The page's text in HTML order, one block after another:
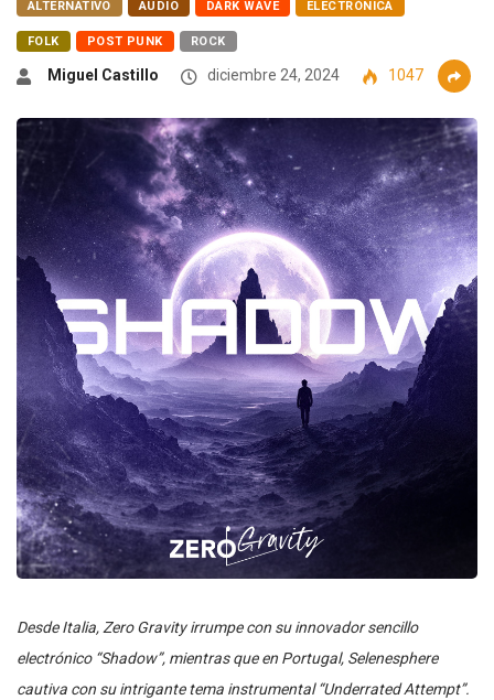
ALTERNATIVO AUDIO DARK WAVE ELECTRÓNICA
FOLK POST PUNK ROCK
Miguel Castillo diciembre 24, 2024 1047
Desde Italia, Zero Gravity irrumpe con su innovador sencillo
electrónico “Shadow”, mientras que en Portugal, Selenesphere
cautiva con su intrigante tema instrumental “Underrated Attempt”.